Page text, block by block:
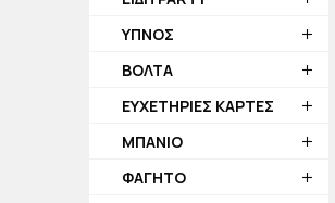
ΥΠΝΟΣ
ΒΟΛΤΑ
ΕΥΧΕΤΗΡΙΕΣ ΚΑΡΤΕΣ
ΜΠΑΝΙΟ
ΦΑΓΗΤΟ